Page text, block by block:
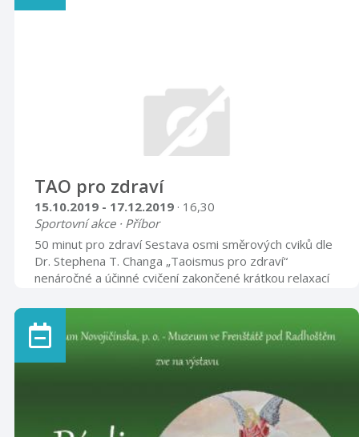
TAO pro zdraví
15.10.2019 - 17.12.2019 · 16,30
Sportovní akce · Příbor
50 minut pro zdraví Sestava osmi směrových cviků dle
Dr. Stephena T. Changa „Taoismus pro zdraví“
nenáročné a účinné cvičení zakončené krátkou relaxací
úterý v 16,30 hod v prostorách Luny, Dukelská 1346,
Příbor (3.patro, 72 schodů) vstupné 90,- Kč vede: Erika
Holubová Petrů informace a přihlášení na:
er.pet@seznam.cz nebo 736 735 599